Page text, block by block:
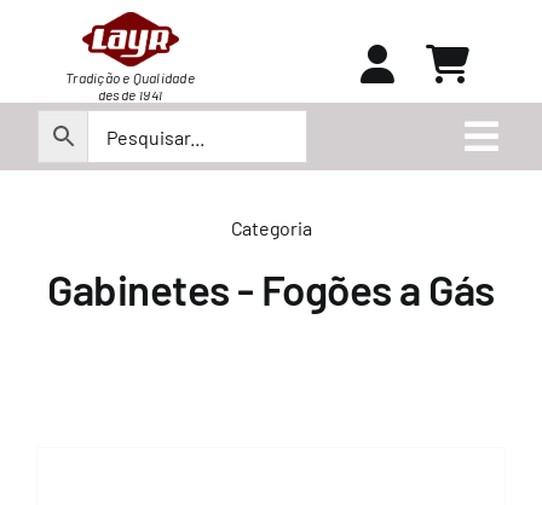
conteúdo
Tradição e Qualidade
desde 1941
Produtos
Categoria
Gabinetes - Fogões a Gás